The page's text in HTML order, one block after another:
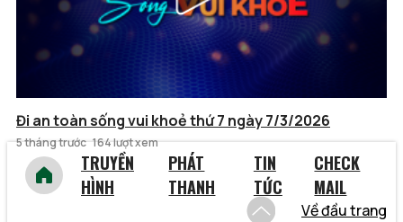
Đi an toàn sống vui khoẻ thứ 7 ngày 7/3/2026
5 tháng trước 164 lượt xem
TRUYỀN
HÌNH
PHÁT
THANH
TIN
TỨC
CHECK
MAIL
Về đầu trang